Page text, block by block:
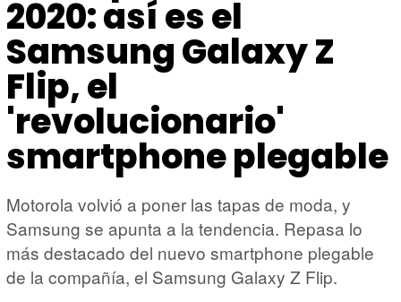
2020: así es el
Samsung Galaxy Z
Flip, el
'revolucionario'
smartphone plegable
Motorola volvió a poner las tapas de moda, y
Samsung se apunta a la tendencia. Repasa lo
más destacado del nuevo smartphone plegable
de la compañía, el Samsung Galaxy Z Flip.